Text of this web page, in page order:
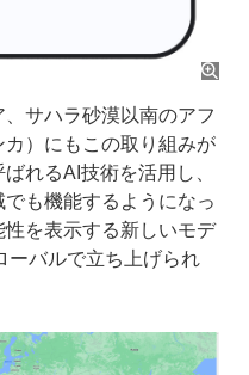
サハラ砂漠以南のアフ
）にもこの取り組みが
れるAI技術を活⽤し、
も機能するようになっ
を表⽰する新しいモデ
ーバルで立ち上げられ